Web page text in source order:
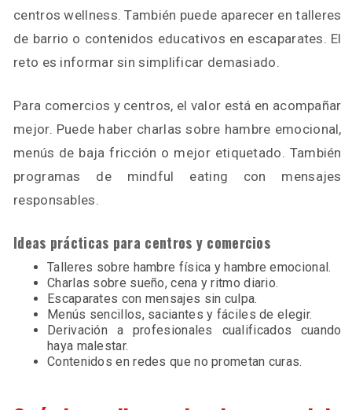
centros wellness. También puede aparecer en talleres
de barrio o contenidos educativos en escaparates. El
reto es informar sin simplificar demasiado.
Para comercios y centros, el valor está en acompañar
mejor. Puede haber charlas sobre hambre emocional,
menús de baja fricción o mejor etiquetado. También
programas de mindful eating con mensajes
responsables.
Ideas prácticas para centros y comercios
Talleres sobre hambre física y hambre emocional.
Charlas sobre sueño, cena y ritmo diario.
Escaparates con mensajes sin culpa.
Menús sencillos, saciantes y fáciles de elegir.
Derivación a profesionales cualificados cuando
haya malestar.
Contenidos en redes que no prometan curas.